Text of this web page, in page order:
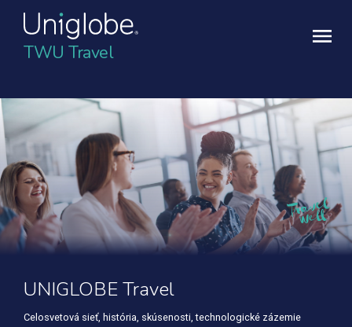
TWU Travel
UNIGLOBE Travel
Celosvetová sieť, história, skúsenosti, technologické zázemie